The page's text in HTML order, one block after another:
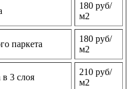
180 руб/
м2
паркета
180 руб/
м2
3 слоя
210 руб/
м2